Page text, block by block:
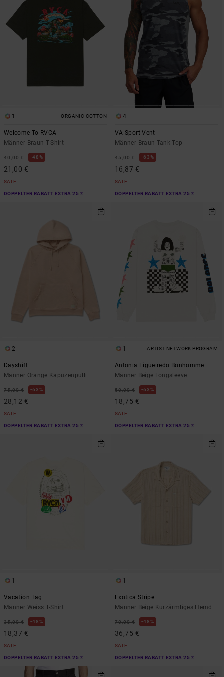
1 ORGANIC COTTON
Welcome To RVCA
Männer Braun T-Shirt
40,00 € 48%
21,00 €
SALE
DOPPELTER RABATT EXTRA 25 %
4
VA Sport Vent
Männer Braun Tank-Top
45,00 € 63%
16,87 €
SALE
DOPPELTER RABATT EXTRA 25 %
2
Dayshift
Männer Orange Kapuzenpulli
75,00 € 63%
28,12 €
SALE
DOPPELTER RABATT EXTRA 25 %
1 ARTIST NETWORK PROGRAM
Antonia Figueiredo Bonhomme
Männer Beige Longsleeve
50,00 € 63%
18,75 €
SALE
DOPPELTER RABATT EXTRA 25 %
1
Vacation Tag
Männer Weiss T-Shirt
35,00 € 48%
18,37 €
SALE
DOPPELTER RABATT EXTRA 25 %
1
Exotica Stripe
Männer Beige Kurzärmliges Hemd
70,00 € 48%
36,75 €
SALE
DOPPELTER RABATT EXTRA 25 %